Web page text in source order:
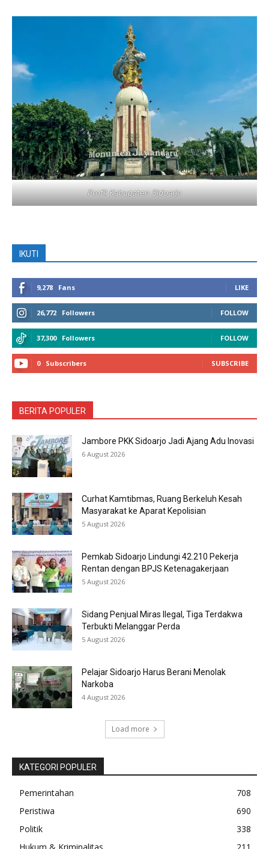
Profil Kabupaten Sidoarjo
IKUTI
9,278 Fans LIKE
26,772 Followers FOLLOW
37,300 Followers FOLLOW
0 Subscribers SUBSCRIBE
BERITA POPULER
Jambore PKK Sidoarjo Jadi Ajang Adu Inovasi
6 August 2026
Curhat Kamtibmas, Ruang Berkeluh Kesah
Masyarakat ke Aparat Kepolisian
5 August 2026
Pemkab Sidoarjo Lindungi 42.210 Pekerja
Rentan dengan BPJS Ketenagakerjaan
5 August 2026
Sidang Penjual Miras Ilegal, Tiga Terdakwa
Terbukti Melanggar Perda
5 August 2026
Pelajar Sidoarjo Harus Berani Menolak
Narkoba
4 August 2026
Load more
KATEGORI POPULER
Pemerintahan
708
Peristiwa
690
Politik
338